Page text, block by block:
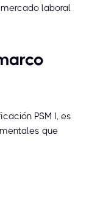
laboral
PSM I, es
que